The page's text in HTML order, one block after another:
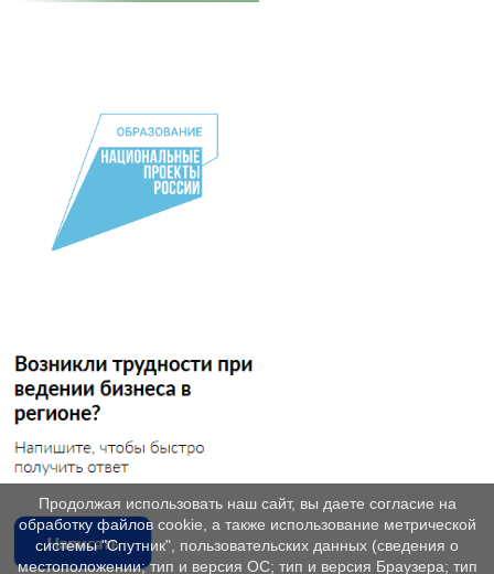
Продолжая использовать наш сайт, вы даете согласие на
обработку файлов cookie, а также использование метрической
системы "Спутник", пользовательских данных (сведения о
местоположении; тип и версия ОС; тип и версия Браузера; тип